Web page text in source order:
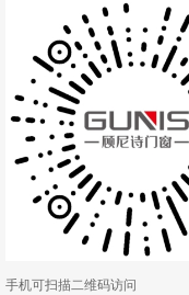
手机可扫描二维码访问